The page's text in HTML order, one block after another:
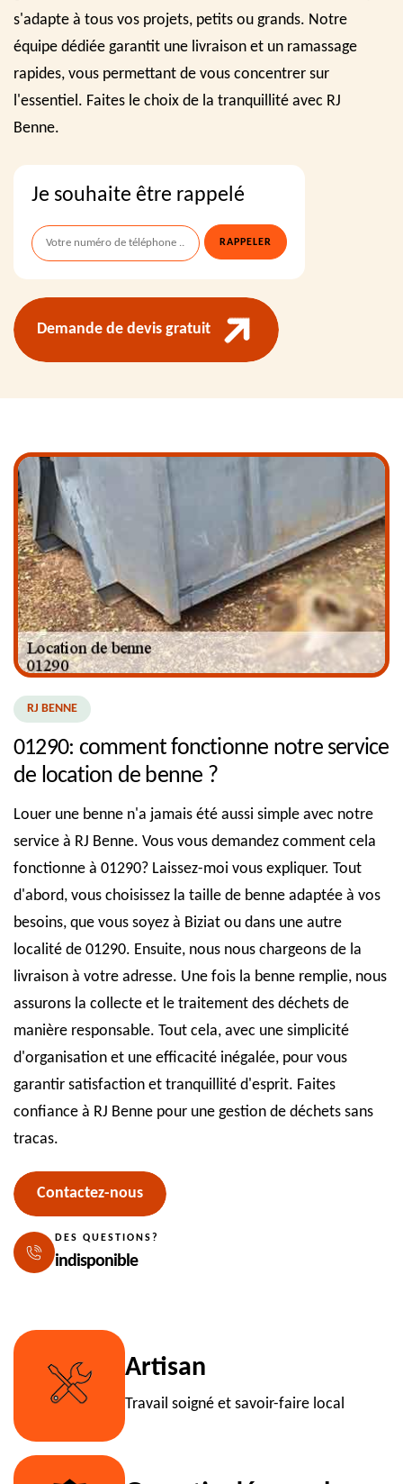
s'adapte à tous vos projets, petits ou grands. Notre
équipe dédiée garantit une livraison et un ramassage
rapides, vous permettant de vous concentrer sur
l'essentiel. Faites le choix de la tranquillité avec RJ
Benne.
Je souhaite être rappelé
Demande de devis gratuit
RJ BENNE
01290: comment fonctionne notre service
de location de benne ?
Louer une benne n'a jamais été aussi simple avec notre
service à RJ Benne. Vous vous demandez comment cela
fonctionne à 01290? Laissez-moi vous expliquer. Tout
d'abord, vous choisissez la taille de benne adaptée à vos
besoins, que vous soyez à Biziat ou dans une autre
localité de 01290. Ensuite, nous nous chargeons de la
livraison à votre adresse. Une fois la benne remplie, nous
assurons la collecte et le traitement des déchets de
manière responsable. Tout cela, avec une simplicité
d'organisation et une efficacité inégalée, pour vous
garantir satisfaction et tranquillité d'esprit. Faites
confiance à RJ Benne pour une gestion de déchets sans
tracas.
Contactez-nous
DES QUESTIONS?
indisponible
Artisan
Travail soigné et savoir-faire local